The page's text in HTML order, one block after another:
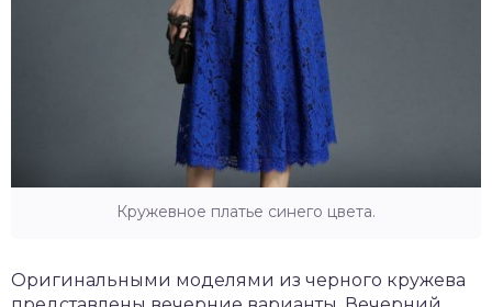
Кружевное платье синего цвета.
Оригинальными моделями из черного кружева